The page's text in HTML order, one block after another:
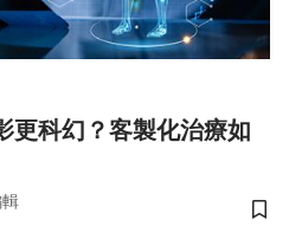
更科幻？客製化治療如
儲